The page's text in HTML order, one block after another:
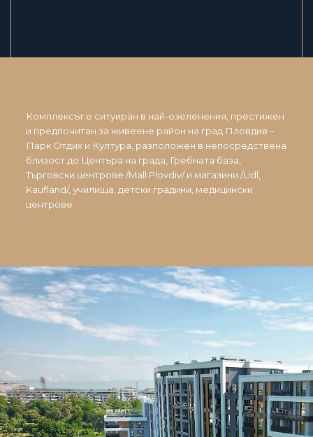
Комплексът е ситуиран в най-озеленения, престижен
и предпочитан за живеене район на град Пловдив –
Парк Отдих и Култура, разположен в непосредствена
близост до Центъра на града, Гребната база,
Търговски центрове /Mall Plovdiv/ и магазини /Lidl,
Kaufland/, училища, детски градини, медицински
центрове.